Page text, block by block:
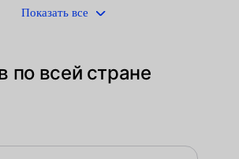
по выхлопному трапу;
образуемые при детонации;
неисправности — высокий уровень
Показать все
по всей стране